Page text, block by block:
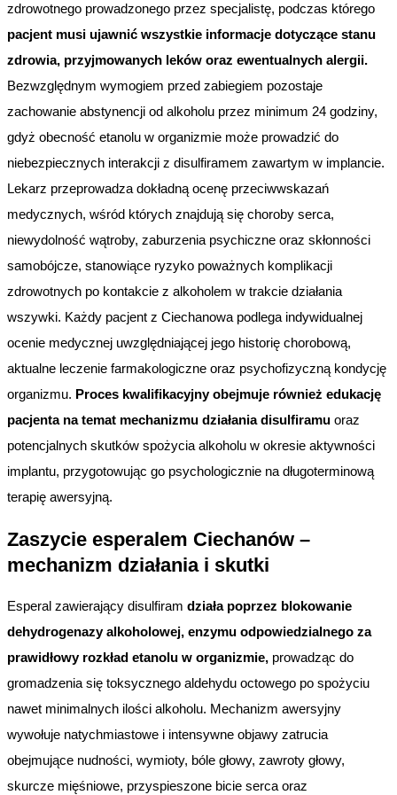
zdrowotnego prowadzonego przez specjalistę, podczas którego
pacjent musi ujawnić wszystkie informacje dotyczące stanu
zdrowia, przyjmowanych leków oraz ewentualnych alergii.
Bezwzględnym wymogiem przed zabiegiem pozostaje
zachowanie abstynencji od alkoholu przez minimum 24 godziny,
gdyż obecność etanolu w organizmie może prowadzić do
niebezpiecznych interakcji z disulfiramem zawartym w implancie.
Lekarz przeprowadza dokładną ocenę przeciwwskazań
medycznych, wśród których znajdują się choroby serca,
niewydolność wątroby, zaburzenia psychiczne oraz skłonności
samobójcze, stanowiące ryzyko poważnych komplikacji
zdrowotnych po kontakcie z alkoholem w trakcie działania
wszywki. Każdy pacjent z Ciechanowa podlega indywidualnej
ocenie medycznej uwzględniającej jego historię chorobową,
aktualne leczenie farmakologiczne oraz psychofizyczną kondycję
organizmu. Proces kwalifikacyjny obejmuje również edukację
pacjenta na temat mechanizmu działania disulfiramu oraz
potencjalnych skutków spożycia alkoholu w okresie aktywności
implantu, przygotowując go psychologicznie na długoterminową
terapię awersyjną.
Zaszycie esperalem Ciechanów –
mechanizm działania i skutki
Esperal zawierający disulfiram działa poprzez blokowanie
dehydrogenazy alkoholowej, enzymu odpowiedzialnego za
prawidłowy rozkład etanolu w organizmie, prowadząc do
gromadzenia się toksycznego aldehydu octowego po spożyciu
nawet minimalnych ilości alkoholu. Mechanizm awersyjny
wywołuje natychmiastowe i intensywne objawy zatrucia
obejmujące nudności, wymioty, bóle głowy, zawroty głowy,
skurcze mięśniowe, przyspieszone bicie serca oraz